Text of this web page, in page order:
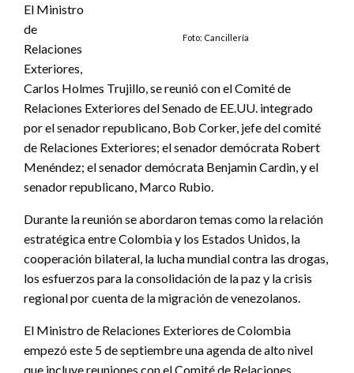
Foto: Cancillería
El Ministro
de
Relaciones
Exteriores,
Carlos Holmes Trujillo, se reunió con el Comité de
Relaciones Exteriores del Senado de EE.UU. integrado
por el senador republicano, Bob Corker, jefe del comité
de Relaciones Exteriores; el senador demócrata Robert
Menéndez; el senador demócrata Benjamin Cardin, y el
senador republicano, Marco Rubio.
Durante la reunión se abordaron temas como la relación
estratégica entre Colombia y los Estados Unidos, la
cooperación bilateral, la lucha mundial contra las drogas,
los esfuerzos para la consolidación de la paz y la crisis
regional por cuenta de la migración de venezolanos.
El Ministro de Relaciones Exteriores de Colombia
empezó este 5 de septiembre una agenda de alto nivel
que incluye reuniones con el Comité de Relaciones